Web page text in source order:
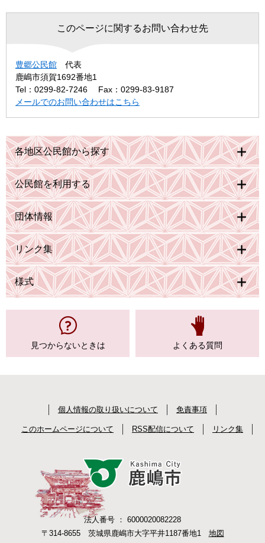
このページに関するお問い合わせ先
豊郷公民館
代表
鹿嶋市須賀1692番地1
Tel：0299-82-7246
Fax：0299-83-9187
メールでのお問い合わせはこちら
各地区公民館から探す
公民館を利用する
団体情報
リンク集
様式
見つからないときは よくある質問
個人情報の取り扱いについて 免責事項
このホームページについて RSS配信について リンク集
法人番号 ： 6000020082228
〒314-8655 茨城県鹿嶋市大字平井1187番地1 地図